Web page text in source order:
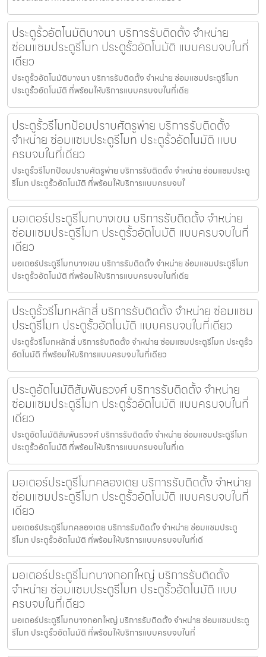
ประตูรั้วอัตโนมัติบางนา บริการรับติดตั้ง จำหน่าย
ซ่อมแซมประตูรีโมท ประตูรั้วอัตโนมัติ แบบครบจบในที่
เดียว
ประตูรั้วอัตโนมัติบางนา บริการรับติดตั้ง จำหน่าย ซ่อมแซมประตูรีโมท
ประตูรั้วอัตโนมัติ ที่พร้อมให้บริการแบบครบจบในที่เดีย
ประตูรั้วรีโมทป้อมปราบศัตรูพ่าย บริการรับติดตั้ง
จำหน่าย ซ่อมแซมประตูรีโมท ประตูรั้วอัตโนมัติ แบบ
ครบจบในที่เดียว
ประตูรั้วรีโมทป้อมปราบศัตรูพ่าย บริการรับติดตั้ง จำหน่าย ซ่อมแซมประตู
รีโมท ประตูรั้วอัตโนมัติ ที่พร้อมให้บริการแบบครบจบใ
มอเตอร์ประตูรีโมทบางเขน บริการรับติดตั้ง จำหน่าย
ซ่อมแซมประตูรีโมท ประตูรั้วอัตโนมัติ แบบครบจบในที่
เดียว
มอเตอร์ประตูรีโมทบางเขน บริการรับติดตั้ง จำหน่าย ซ่อมแซมประตูรีโมท
ประตูรั้วอัตโนมัติ ที่พร้อมให้บริการแบบครบจบในที่เดีย
ประตูรั้วรีโมทหลักสี่ บริการรับติดตั้ง จำหน่าย ซ่อมแซม
ประตูรีโมท ประตูรั้วอัตโนมัติ แบบครบจบในที่เดียว
ประตูรั้วรีโมทหลักสี่ บริการรับติดตั้ง จำหน่าย ซ่อมแซมประตูรีโมท ประตูรั้ว
อัตโนมัติ ที่พร้อมให้บริการแบบครบจบในที่เดียว
ประตูอัตโนมัติสัมพันธวงศ์ บริการรับติดตั้ง จำหน่าย
ซ่อมแซมประตูรีโมท ประตูรั้วอัตโนมัติ แบบครบจบในที่
เดียว
ประตูอัตโนมัติสัมพันธวงศ์ บริการรับติดตั้ง จำหน่าย ซ่อมแซมประตูรีโมท
ประตูรั้วอัตโนมัติ ที่พร้อมให้บริการแบบครบจบในที่เด
มอเตอร์ประตูรีโมทคลองเตย บริการรับติดตั้ง จำหน่าย
ซ่อมแซมประตูรีโมท ประตูรั้วอัตโนมัติ แบบครบจบในที่
เดียว
มอเตอร์ประตูรีโมทคลองเตย บริการรับติดตั้ง จำหน่าย ซ่อมแซมประตู
รีโมท ประตูรั้วอัตโนมัติ ที่พร้อมให้บริการแบบครบจบในที่เดี
มอเตอร์ประตูรีโมทบางกอกใหญ่ บริการรับติดตั้ง
จำหน่าย ซ่อมแซมประตูรีโมท ประตูรั้วอัตโนมัติ แบบ
ครบจบในที่เดียว
มอเตอร์ประตูรีโมทบางกอกใหญ่ บริการรับติดตั้ง จำหน่าย ซ่อมแซมประตู
รีโมท ประตูรั้วอัตโนมัติ ที่พร้อมให้บริการแบบครบจบในที่